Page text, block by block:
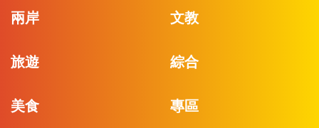
兩岸 文教
旅遊 綜合
美食 專區